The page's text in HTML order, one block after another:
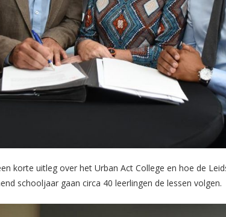
korte uitleg over het Urban Act College en hoe de
schooljaar gaan circa 40 leerlingen de lessen volgen.